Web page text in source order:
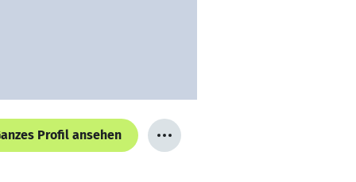
Profil ansehen